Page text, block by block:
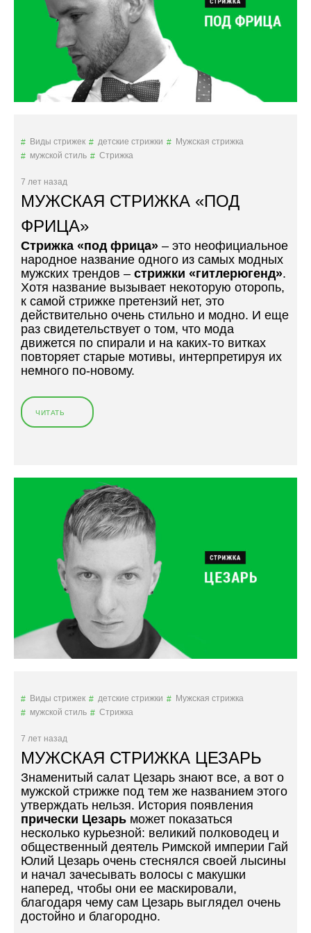
Б
И
Т
Виды стрижек детские стрижки
Мужская стрижка
мужской стиль
Стрижка
7 лет назад
МУЖСКАЯ СТРИЖКА «ПОД
ФРИЦА»
Стрижка «под фрица» – это неофициальное
народное название одного из самых модных
мужских трендов – стрижки «гитлерюгенд».
Хотя название вызывает некоторую оторопь,
к самой стрижке претензий нет, это
действительно очень стильно и модно. И еще
раз свидетельствует о том, что мода
движется по спирали и на каких-то витках
повторяет старые мотивы, интерпретируя их
немного по-новому.
ЧИТАТЬ
М
Я
С
Т
И
Ж
К
«
О
Виды стрижек детские стрижки
Мужская стрижка
мужской стиль
Стрижка
7 лет назад
МУЖСКАЯ СТРИЖКА ЦЕЗАРЬ
Знаменитый салат Цезарь знают все, а вот о
мужской стрижке под тем же названием этого
утверждать нельзя. История появления
прически Цезарь может показаться
несколько курьезной: великий полководец и
общественный деятель Римской империи Гай
Юлий Цезарь очень стеснялся своей лысины
и начал зачесывать волосы с макушки
наперед, чтобы они ее маскировали,
благодаря чему сам Цезарь выглядел очень
достойно и благородно.